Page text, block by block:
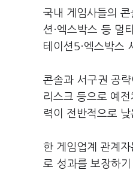
국내 게임사들의
션·엑스박스 등 멀
테이션5·엑스박스
콘솔과 서구권 공
리스크 등으로 예
력이 전반적으로
한 게임업계 관계
로 성과를 보장하